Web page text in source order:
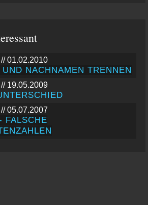
01.02.2010
NACHNAMEN TRENNEN
19.05.2009
05.07.2007
FALSCHE